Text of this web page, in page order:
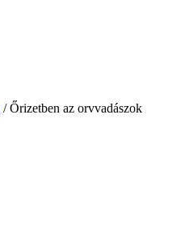
/ Őrizetben az orvvadászok